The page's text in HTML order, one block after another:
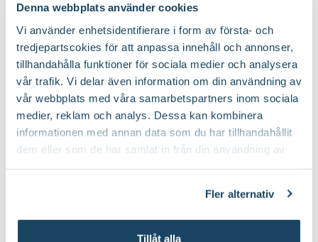
Denna webbplats använder cookies
Vi använder enhetsidentifierare i form av första- och
tredjepartscokies för att anpassa innehåll och annonser,
tillhandahålla funktioner för sociala medier och analysera
vår trafik. Vi delar även information om din användning av
vår webbplats med våra samarbetspartners inom sociala
medier, reklam och analys. Dessa kan kombinera
informationen med annan data som du har tillhandahållit
dem eller som de har samlat in från din användning av
Fler alternativ
Tillåt alla
Lättskött: Ja
Jordprodukter: Blomjord och såjord